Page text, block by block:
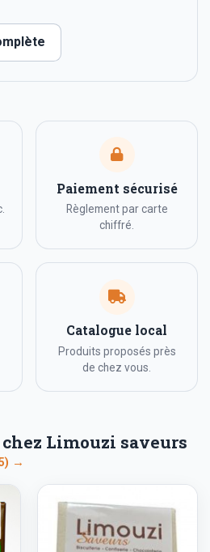
Paiement sécurisé
Règlement par carte
chiffré.
Catalogue local
Produits proposés près
de chez vous.
Limouzi saveurs
→